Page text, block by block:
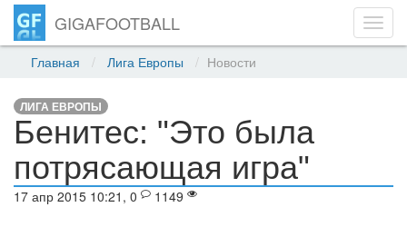
GIGAFOOTBALL
Главная Лига Европы Новости
ЛИГА ЕВРОПЫ
Бенитес: "Это была
потрясающая игра"
17 апр 2015 10:21, 0 1149